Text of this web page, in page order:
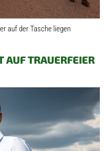
auf der Tasche liegen
AUF TRAUERFEIER